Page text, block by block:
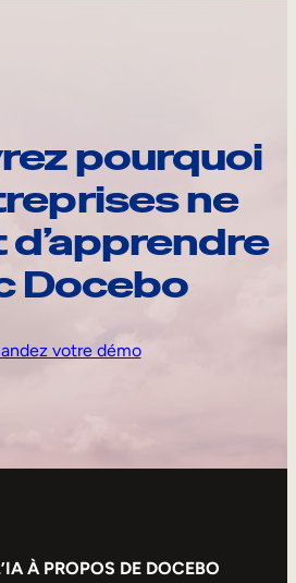
pourquoi
ne
Docebo
votre démo
À PROPOS DE DOCEBO